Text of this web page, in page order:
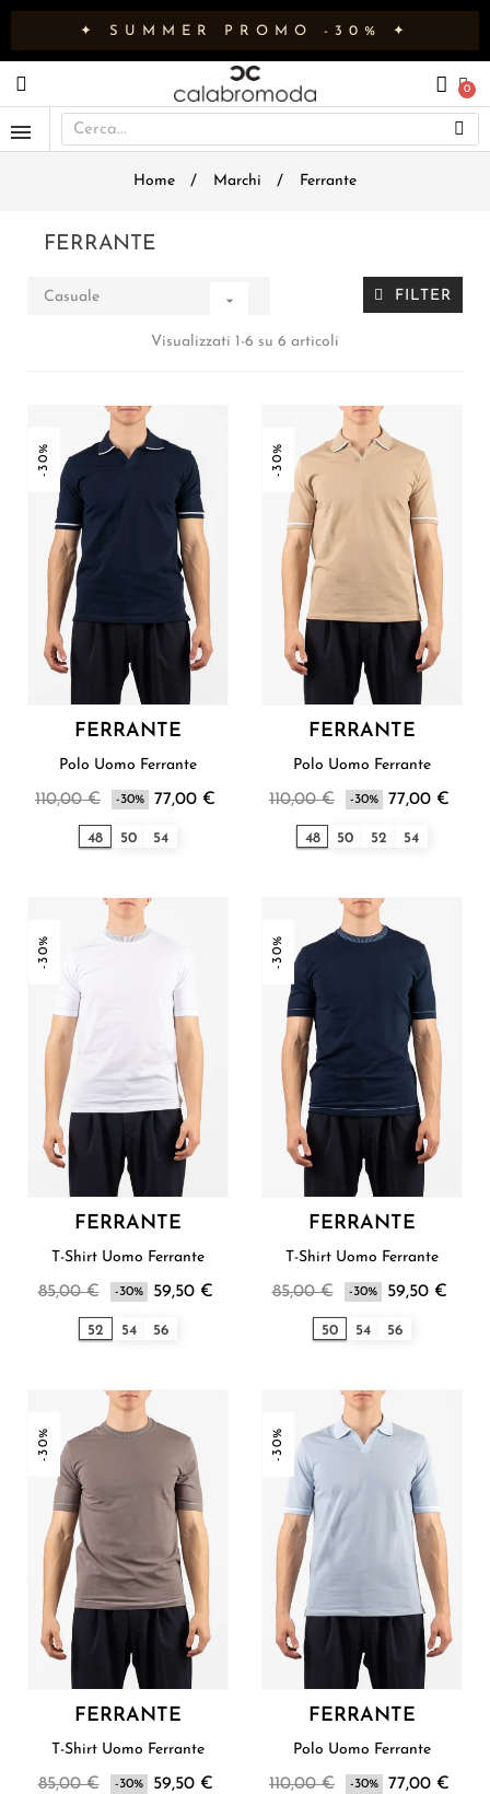
✦ SUMMER PROMO -30% ✦
Home Marchi Ferrante
FERRANTE
Casuale  FILTER
Visualizzati 1-6 su 6 articoli
-30%
FERRANTE
Polo Uomo Ferrante
110,00 € -30% 77,00 €
48 50 54
-30%
FERRANTE
Polo Uomo Ferrante
110,00 € -30% 77,00 €
48 50 52 54
-30%
FERRANTE
T-Shirt Uomo Ferrante
85,00 € -30% 59,50 €
52 54 56
-30%
FERRANTE
T-Shirt Uomo Ferrante
85,00 € -30% 59,50 €
50 54 56
-30%
FERRANTE
T-Shirt Uomo Ferrante
85,00 € -30% 59,50 €
-30%
FERRANTE
Polo Uomo Ferrante
110,00 € -30% 77,00 €